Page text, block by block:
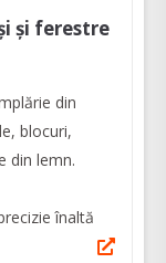
și ferestre
din
blocuri,
din lemn.
înaltă